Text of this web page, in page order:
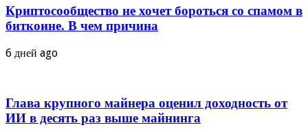
Криптосообщество не хочет бороться со спамом в
биткоине. В чем причина
6 дней ago
Глава крупного майнера оценил доходность от
ИИ в десять раз выше майнинга